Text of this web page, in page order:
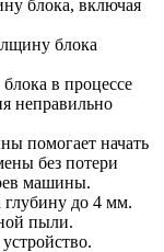
блока, включая
блока
в процессе
неправильно
помогает начать
без потери
машины.
до 4 мм.
пыли.